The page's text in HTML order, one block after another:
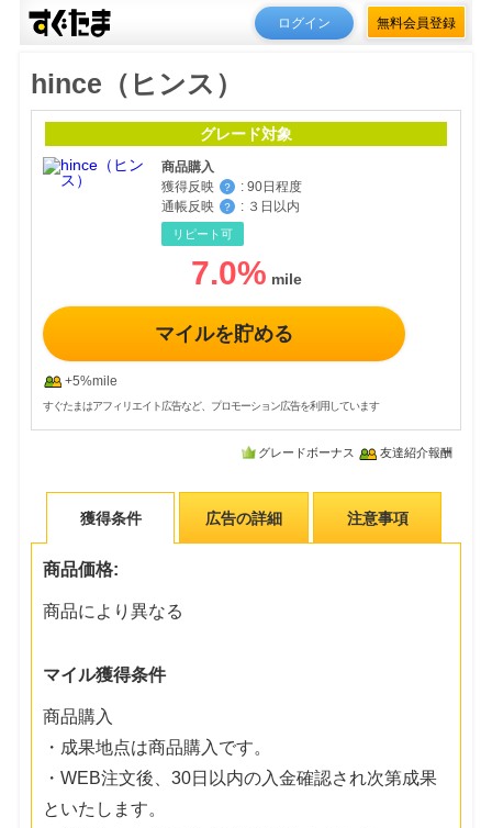
ログイン 無料会員登録
hince（ヒンス）
グレード対象
商品購入
獲得反映
？ : 90日程度
通帳反映
？ : ３日以内
リピート可
7.0%
マイルを貯める
+5%mile
すぐたまはアフィリエイト広告など、プロモーション広告を利用しています
グレードボーナス 友達紹介報酬
獲得条件 広告の詳細 注意事項
商品価格:
商品により異なる
マイル獲得条件
商品購入
・成果地点は商品購入です。
・WEB注文後、30日以内の入金確認され次第成果
といたします。